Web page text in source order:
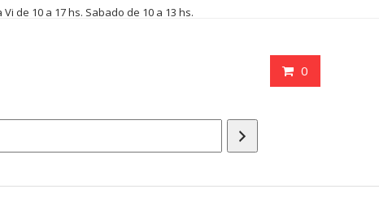
Vi de 10 a 17 hs. Sabado de 10 a 13 hs.
0